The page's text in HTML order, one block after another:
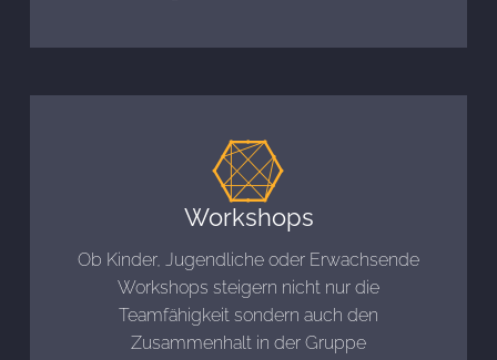
Workshops
Ob Kinder, Jugendliche oder Erwachsende
Workshops steigern nicht nur die
Teamfähigkeit sondern auch den
Zusammenhalt in der Gruppe